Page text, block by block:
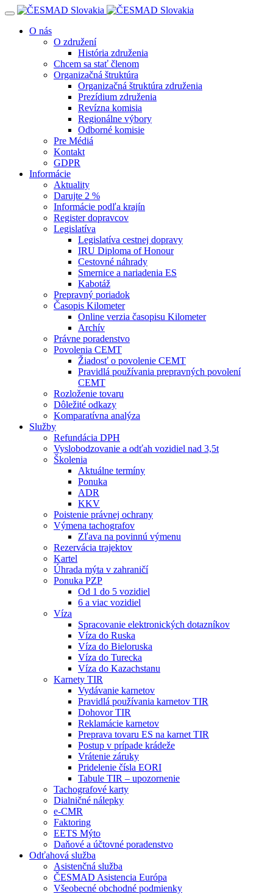
Navigácia
O nás
O združení
História združenia
Chcem sa stať členom
Organizačná štruktúra
Organizačná štruktúra združenia
Prezídium združenia
Revízna komisia
Regionálne výbory
Odborné komisie
Pre Médiá
Kontakt
GDPR
Informácie
Aktuality
Darujte 2 %
Informácie podľa krajín
Register dopravcov
Legislatíva
Legislatíva cestnej dopravy
IRU Diploma of Honour
Cestovné náhrady
Smernice a nariadenia ES
Kabotáž
Prepravný poriadok
Časopis Kilometer
Online verzia časopisu Kilometer
Archív
Právne poradenstvo
Povolenia CEMT
Žiadosť o povolenie CEMT
Pravidlá používania prepravných povolení
CEMT
Rozloženie tovaru
Dôležité odkazy
Komparatívna analýza
Služby
Refundácia DPH
Vyslobodzovanie a odťah vozidiel nad 3,5t
Školenia
Aktuálne termíny
Ponuka
ADR
KKV
Poistenie právnej ochrany
Výmena tachografov
Zľava na povinnú výmenu
Rezervácia trajektov
Kartel
Úhrada mýta v zahraničí
Ponuka PZP
Od 1 do 5 vozidiel
6 a viac vozidiel
Víza
Spracovanie elektronických dotazníkov
Víza do Ruska
Víza do Bieloruska
Víza do Turecka
Víza do Kazachstanu
Karnety TIR
Vydávanie karnetov
Pravidlá používania karnetov TIR
Dohovor TIR
Reklamácie karnetov
Preprava tovaru ES na karnet TIR
Postup v prípade krádeže
Vrátenie záruky
Pridelenie čísla EORI
Tabule TIR – upozornenie
Tachografové karty
Dialničné nálepky
e-CMR
Faktoring
EETS Mýto
Daňové a účtovné poradenstvo
Odťahová služba
Asistenčná služba
ČESMAD Asistencia Európa
Všeobecné obchodné podmienky